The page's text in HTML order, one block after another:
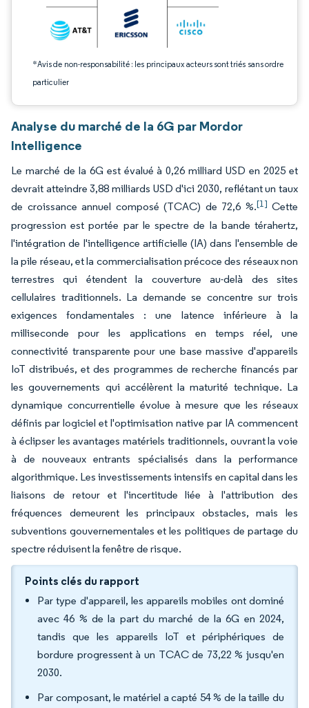
*Avis de non-responsabilité : les principaux acteurs sont triés sans ordre
particulier
Analyse du marché de la 6G par Mordor
Intelligence
Le marché de la 6G est évalué à 0,26 milliard USD en 2025 et
devrait atteindre 3,88 milliards USD d'ici 2030, reflétant un taux
de croissance annuel composé (TCAC) de 72,6 %.[1] Cette
progression est portée par le spectre de la bande térahertz,
l'intégration de l'intelligence artificielle (IA) dans l'ensemble de
la pile réseau, et la commercialisation précoce des réseaux non
terrestres qui étendent la couverture au-delà des sites
cellulaires traditionnels. La demande se concentre sur trois
exigences fondamentales : une latence inférieure à la
milliseconde pour les applications en temps réel, une
connectivité transparente pour une base massive d'appareils
IoT distribués, et des programmes de recherche financés par
les gouvernements qui accélèrent la maturité technique. La
dynamique concurrentielle évolue à mesure que les réseaux
définis par logiciel et l'optimisation native par IA commencent
à éclipser les avantages matériels traditionnels, ouvrant la voie
à de nouveaux entrants spécialisés dans la performance
algorithmique. Les investissements intensifs en capital dans les
liaisons de retour et l'incertitude liée à l'attribution des
fréquences demeurent les principaux obstacles, mais les
subventions gouvernementales et les politiques de partage du
spectre réduisent la fenêtre de risque.
Points clés du rapport
Par type d'appareil, les appareils mobiles ont dominé
avec 46 % de la part du marché de la 6G en 2024,
tandis que les appareils IoT et périphériques de
bordure progressent à un TCAC de 73,22 % jusqu'en
2030.
Par composant, le matériel a capté 54 % de la taille du